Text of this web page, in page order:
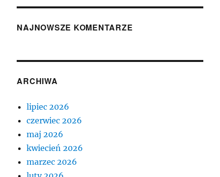
NAJNOWSZE KOMENTARZE
ARCHIWA
lipiec 2026
czerwiec 2026
maj 2026
kwiecień 2026
marzec 2026